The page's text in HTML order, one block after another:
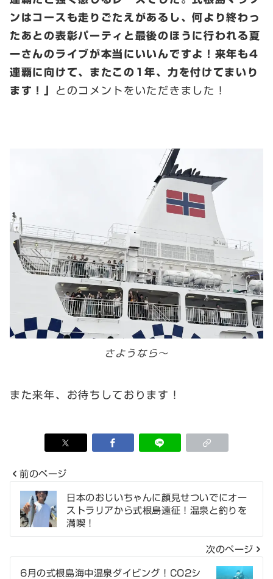
ンはコースも走りごたえがあるし、何より終わっ
たあとの表彰パーティと最後のほうに行われる夏
一さんのライブが本当にいいんですよ！来年も4
連覇に向けて、またこの1年、力を付けてまいり
ます！」
とのコメントをいただきました！
さようなら～
また来年、お待ちしております！
投
稿
ナ
ビ
前のページ
日本のおじいちゃんに顔見せついでにオー
ストラリアから式根島遠征！温泉と釣りを
満喫！
次のページ
6月の式根島海中温泉ダイビング！CO2シ